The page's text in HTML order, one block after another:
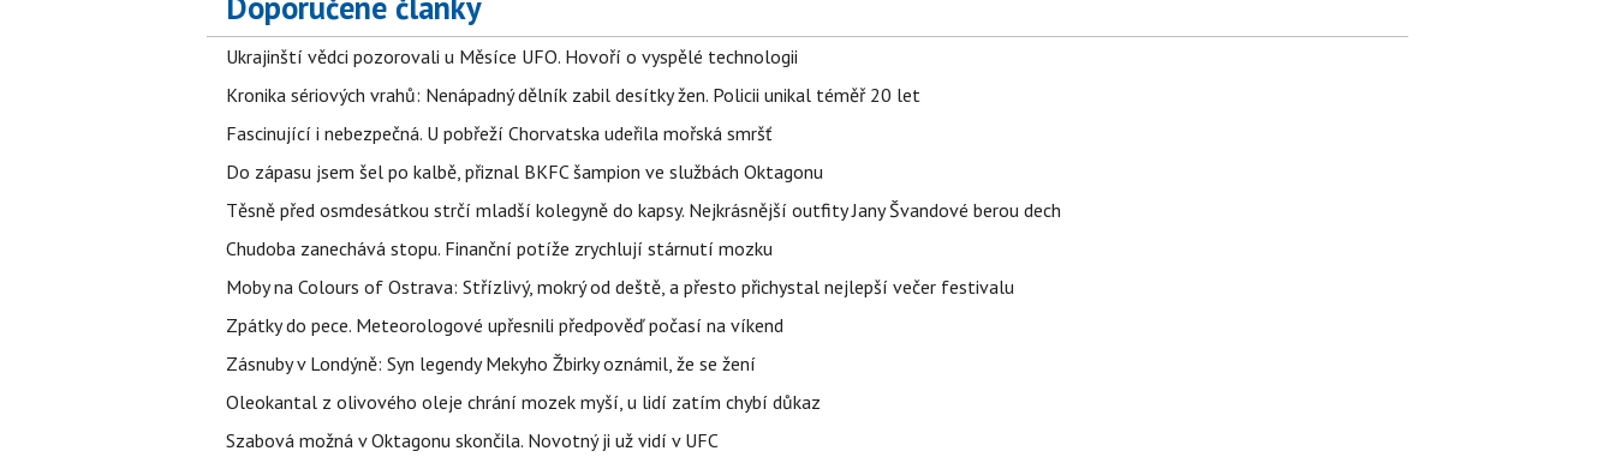
Ukrajinští vědci pozorovali u Měsíce UFO. Hovoří o vyspělé technologii
Kronika sériových vrahů: Nenápadný dělník zabil desítky žen. Policii unikal téměř 20 let
Fascinující i nebezpečná. U pobřeží Chorvatska udeřila mořská smršť
Do zápasu jsem šel po kalbě, přiznal BKFC šampion ve službách Oktagonu
Těsně před osmdesátkou strčí mladší kolegyně do kapsy. Nejkrásnější outfity Jany Švandové berou dech
Chudoba zanechává stopu. Finanční potíže zrychlují stárnutí mozku
Moby na Colours of Ostrava: Střízlivý, mokrý od deště, a přesto přichystal nejlepší večer festivalu
Zpátky do pece. Meteorologové upřesnili předpověď počasí na víkend
Zásnuby v Londýně: Syn legendy Mekyho Žbirky oznámil, že se žení
Oleokantal z olivového oleje chrání mozek myší, u lidí zatím chybí důkaz
Szabová možná v Oktagonu skončila. Novotný ji už vidí v UFC